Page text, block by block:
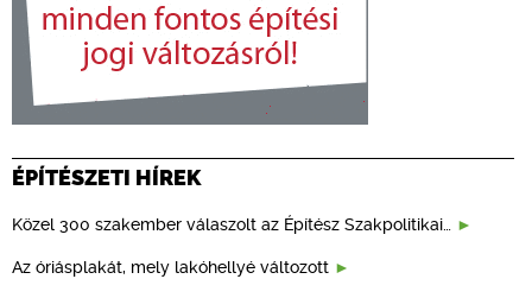
ÉPÍTÉSZETI HÍREK
Közel 300 szakember válaszolt az Építész Szakpolitikai…
Az óriásplakát, mely lakóhellyé változott